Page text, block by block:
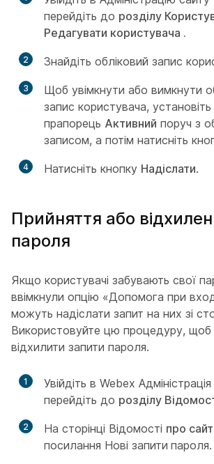
перейдіть до розділу
Редагувати користувача .
2 Знайдіть обліковий запис
3
Щоб увімкнути або вимкнути
запис користувача, установіть
прапорець Активний поруч з
записом, а потім натисніть
4 Натисніть кнопку Надіслати.
Прийняття або
пароля
Якщо користувачі забувають свої
ввімкнули опцію «Допомога при
можуть надіслати запит на них зі
Використовуйте цю процедуру, щоб
відхилити запити пароля.
1
Увійдіть в Webex
перейдіть до розділу
2 На сторінці Відомості про
посилання Нові запити пароля.